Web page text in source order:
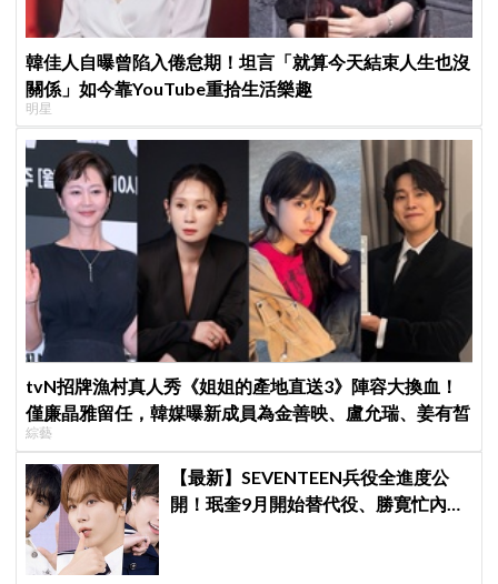
韓佳人自曝曾陷入倦怠期！坦言「就算今天結束人生也沒
關係」如今靠YouTube重拾生活樂趣
明星
tvN招牌漁村真人秀《姐姐的產地直送3》陣容大換血！
僅廉晶雅留任，韓媒曝新成員為金善映、盧允瑞、姜有皙
綜藝
【最新】SEVENTEEN兵役全進度公
開！珉奎9月開始替代役、勝寛忙內